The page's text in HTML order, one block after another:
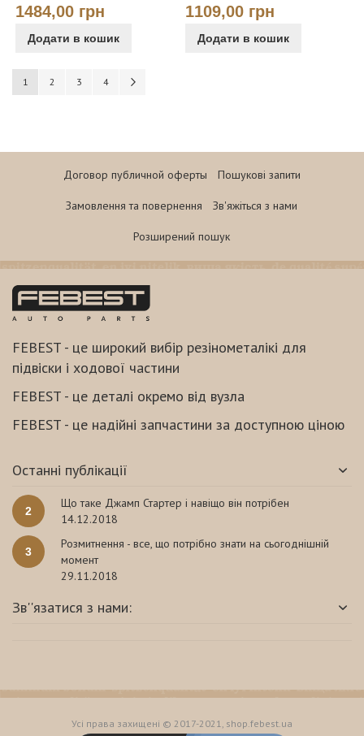
1484,00 грн
Додати в кошик
1109,00 грн
Додати в кошик
Сторінка
You're currently reading page
1 Сторінка
2 Сторінка
3 Сторінка
4
Договор публичной оферты Пошукові запити
Замовлення та повернення Зв'яжіться з нами
Розширений пошук
FEBEST - це широкий вибір резінометалікі для
підвіски і ходової частини
FEBEST - це деталі окремо від вузла
FEBEST - це надійні запчастини за доступною ціною
Останні публікації
2
Що таке Джамп Стартер і навіщо він потрібен
14.12.2018
3
Розмитнення - все, що потрібно знати на сьогоднішній
момент
29.11.2018
Зв''язатися з нами:
Усі права захищені © 2017-2021, shop.febest.ua